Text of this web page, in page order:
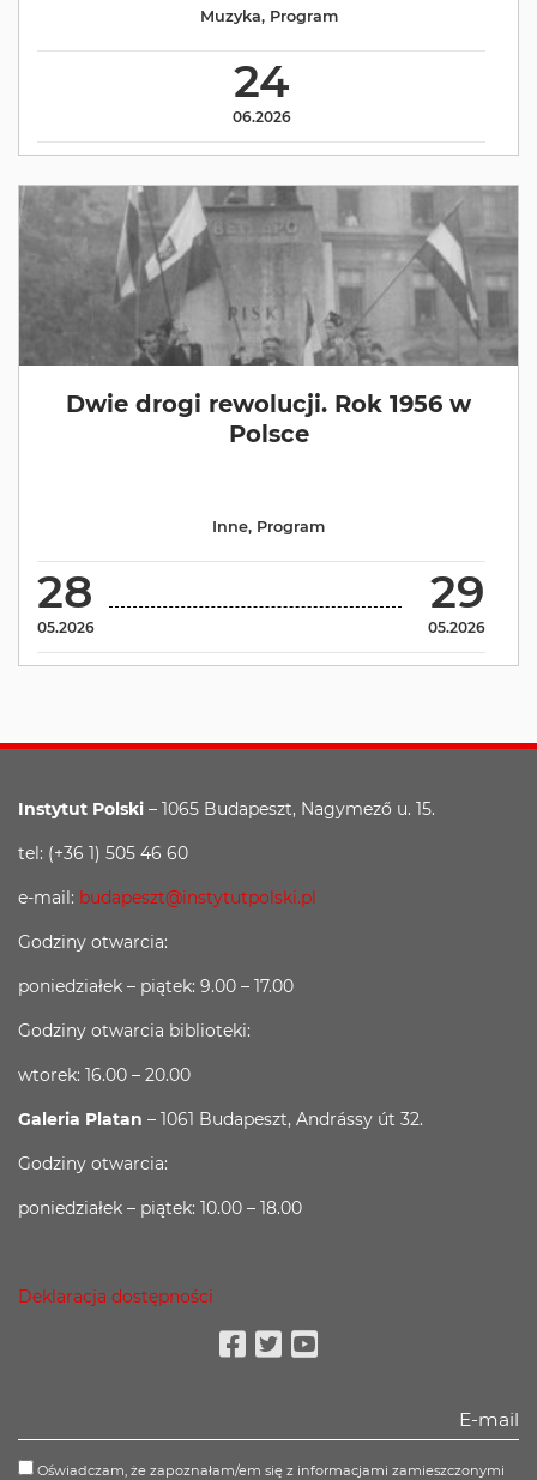
24
06.2026
Muzyka, Program
Dwie drogi rewolucji. Rok 1956 w
Polsce
28
05.2026
29
05.2026
Inne, Program
Instytut Polski – 1065 Budapeszt, Nagymező u. 15.
tel: (+36 1) 505 46 60
e-mail: budapeszt@instytutpolski.pl
Godziny otwarcia:
poniedziałek – piątek: 9.00 – 17.00
Godziny otwarcia biblioteki:
wtorek: 16.00 – 20.00
Galeria Platan – 1061 Budapeszt, Andrássy út 32.
Godziny otwarcia:
poniedziałek – piątek: 10.00 – 18.00
Deklaracja dostępności
Oświadczam, że zapoznałam/em się z informacjami zamieszczonymi